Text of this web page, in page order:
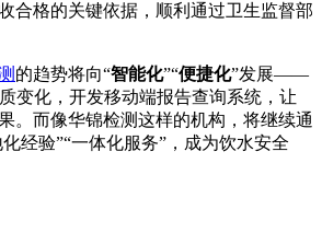
合格的关键依据，顺利通过卫生监督部
的趋势将向“智能化”“便捷化”发展——
变化，开发移动端报告查询系统，让
。而像华锦检测这样的机构，将继续通
经验”“一体化服务”，成为饮水安全